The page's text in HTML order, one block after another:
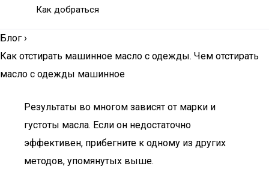
Как добраться
Блог ›
Как отстирать машинное масло с одежды. Чем отстирать
масло с одежды машинное
Результаты во многом зависят от марки и
густоты масла. Если он недостаточно
эффективен, прибегните к одному из других
методов, упомянутых выше.